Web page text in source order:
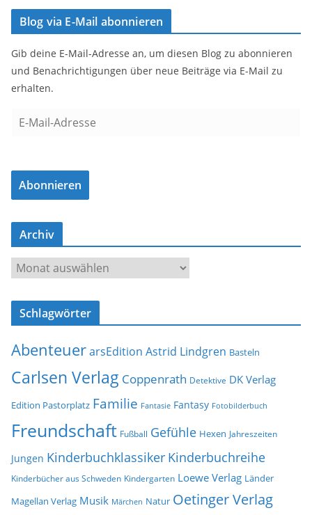
Blog via E-Mail abonnieren
Gib deine E-Mail-Adresse an, um diesen Blog zu abonnieren
und Benachrichtigungen über neue Beiträge via E-Mail zu
erhalten.
a
l
-
d
s
e
Abonnieren
Archiv
r
c
v
Schlagwörter
AbenteuerarsEdition Astrid Lindgren Basteln
Carlsen Verlag Coppenrath Detektive DK Verlag
Edition Pastorplatz Familie Fantasie Fantasy Fotobilderbuch
Freundschaft Fußball Gefühle Hexen Jahreszeiten
Jungen Kinderbuchklassiker Kinderbuchreihe
Kinderbücher aus Schweden Kindergarten Loewe Verlag Länder
Magellan Verlag Musik Märchen Natur Oetinger Verlag